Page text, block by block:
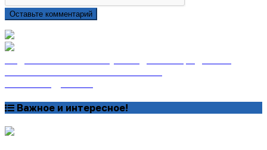
Оставьте комментарий
Важное и интересное!